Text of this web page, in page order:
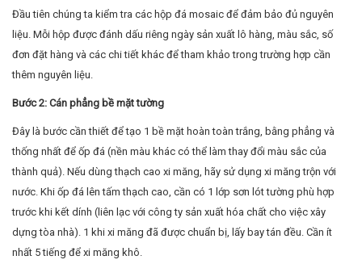
Đầu tiên chúng ta kiểm tra các hộp đá mosaic để đảm bảo đủ nguyên
liệu. Mỗi hộp được đánh dấu riêng ngày sản xuất lô hàng, màu sắc, số
đơn đặt hàng và các chi tiết khác để tham khảo trong trường hợp cần
thêm nguyên liệu.
Bước 2: Cán phẳng bề mặt tường
Đây là bước cần thiết để tạo 1 bề mặt hoàn toàn trắng, bằng phẳng và
thống nhất để ốp đá (nền màu khác có thể làm thay đổi màu sắc của
thành quả). Nếu dùng thạch cao xi măng, hãy sử dụng xi măng trộn với
nước. Khi ốp đá lên tấm thạch cao, cần có 1 lớp sơn lót tường phù hợp
trước khi kết dính (liên lạc với công ty sản xuất hóa chất cho việc xây
dựng tòa nhà). 1 khi xi măng đã được chuẩn bị, lấy bay tán đều. Cần ít
nhất 5 tiếng để xi măng khô.